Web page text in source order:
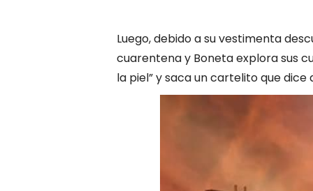
Luego, debido a su vestimenta
cuarentena y Boneta explora sus
la piel” y saca un cartelito que dice